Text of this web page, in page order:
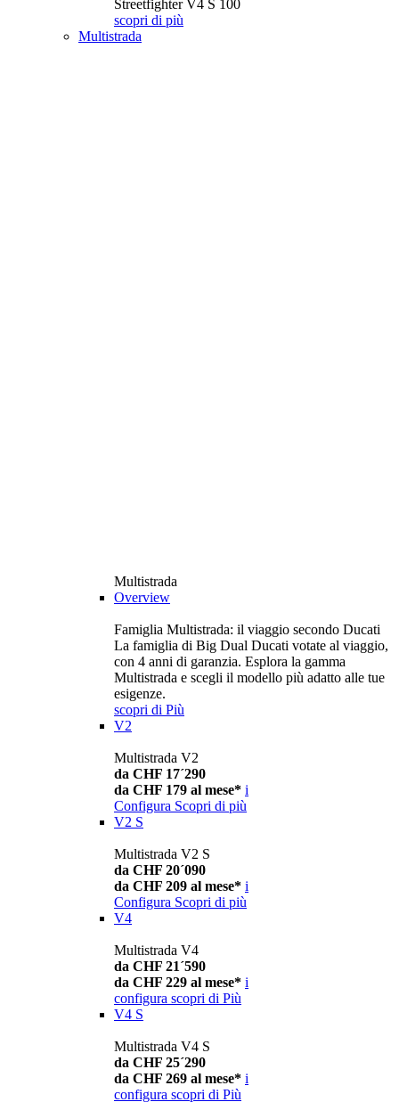
Streetfighter V4 S 100
scopri di più
Multistrada
Multistrada
Overview
Famiglia Multistrada: il viaggio secondo Ducati
La famiglia di Big Dual Ducati votate al viaggio,
con 4 anni di garanzia. Esplora la gamma
Multistrada e scegli il modello più adatto alle tue
esigenze.
scopri di Più
V2
Multistrada V2
da CHF 17´290
da CHF 179 al mese* i
Configura Scopri di più
V2 S
Multistrada V2 S
da CHF 20´090
da CHF 209 al mese* i
Configura Scopri di più
V4
Multistrada V4
da CHF 21´590
da CHF 229 al mese* i
configura scopri di Più
V4 S
Multistrada V4 S
da CHF 25´290
da CHF 269 al mese* i
configura scopri di Più